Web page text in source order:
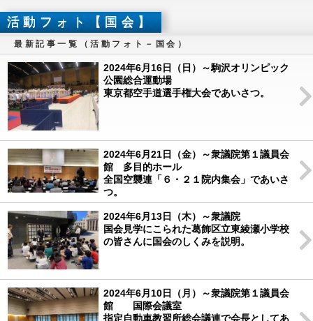
活動フォト【国会】
最新記事一覧（活動フォト－国会）
2024年6月16日（日）～駒沢オリンピック
公園総合運動場
東京都空手道選手権大会であいさつ。
2024年6月21日（金）～衆議院第１議員会
館 多目的ホール
全国空襲連「６・２１院内集会」であいさ
つ。
2024年6月13日（木）～衆議院
国会見学にこられた葛飾区立東綾瀬小学校
の皆さんに国会のしくみを説明。
2024年6月10日（月）～衆議院第１議員会
館 国際会議室
指定自動車教習所総会議連で会長としてあ